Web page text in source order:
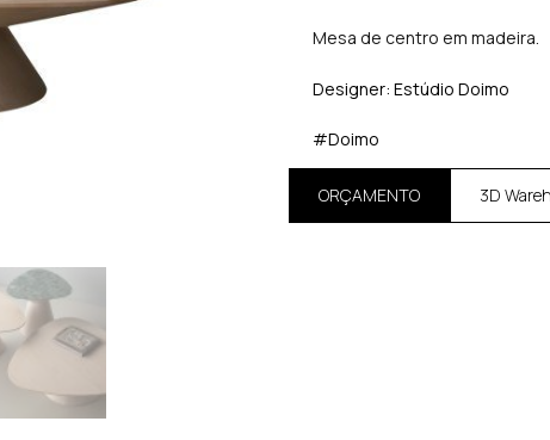
Mesa de centro em madeira.
Designer: Estúdio Doimo
#Doimo
ORÇAMENTO 3D